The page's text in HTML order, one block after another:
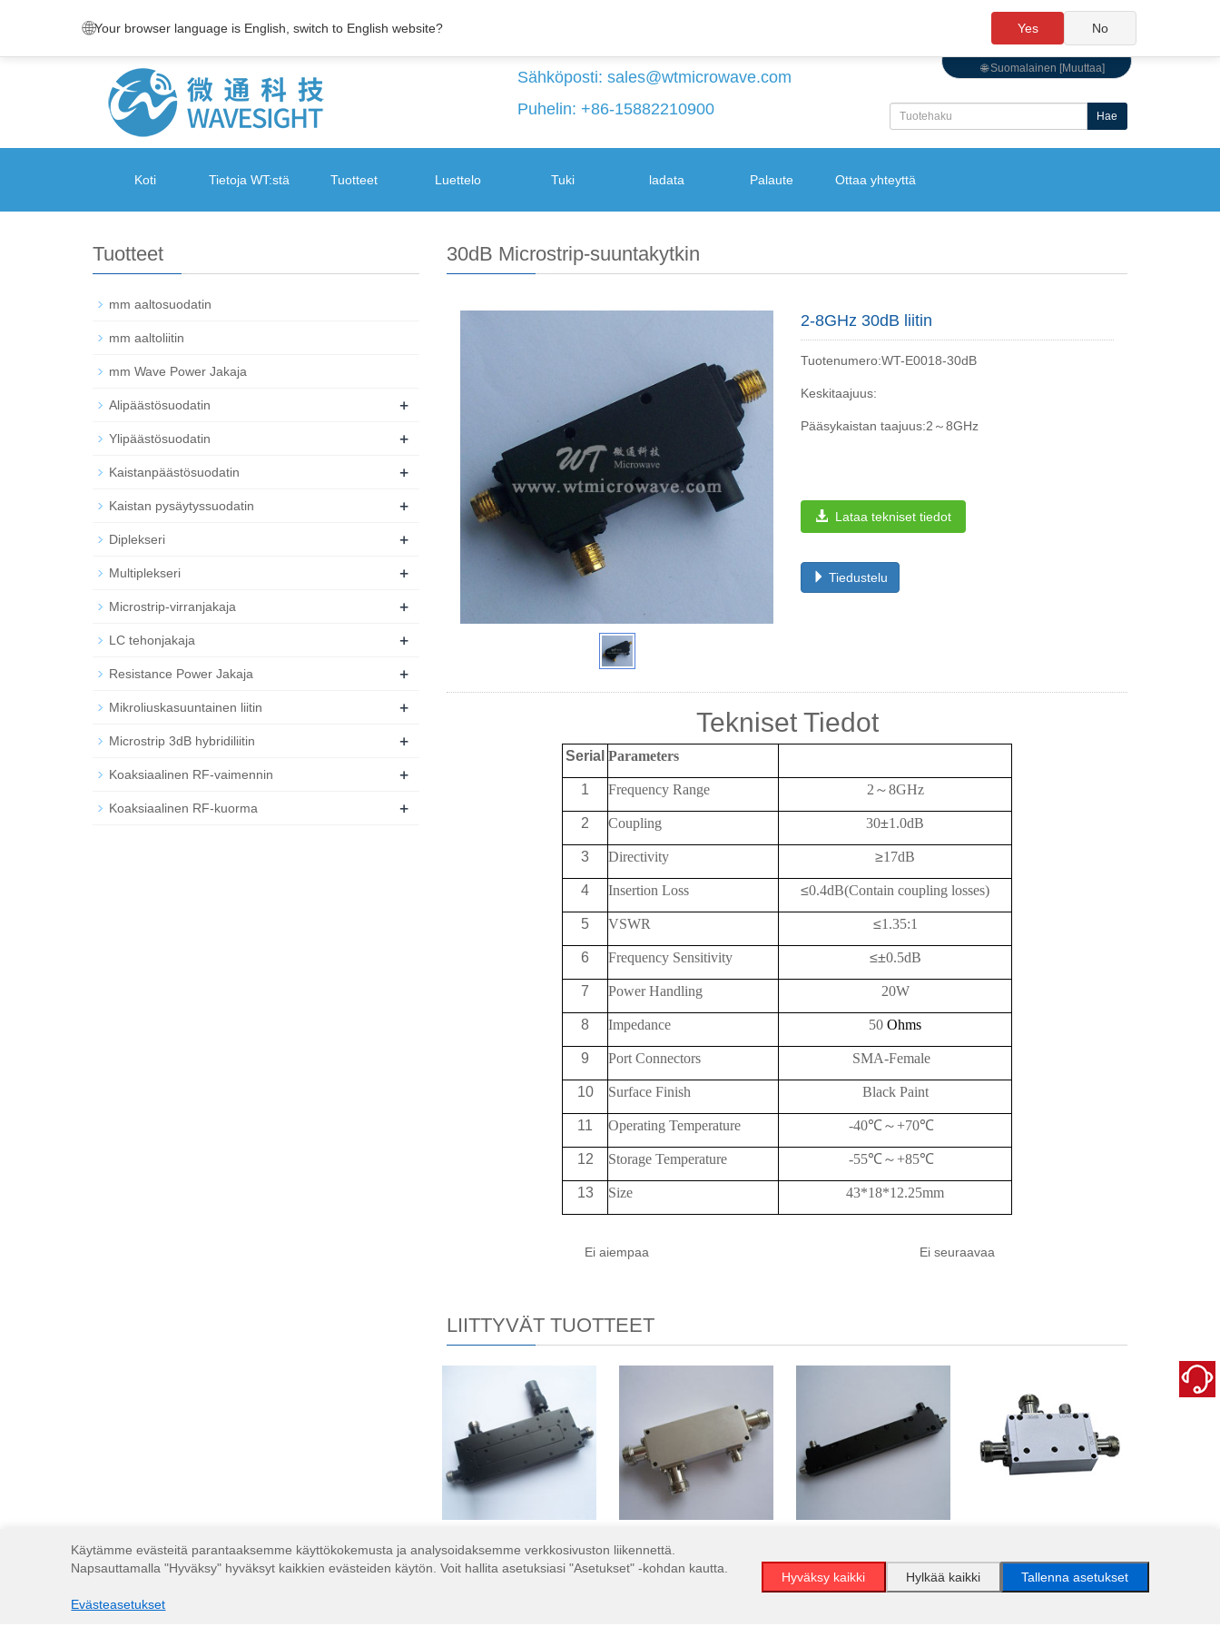
🌐 Suomalainen [Muuttaa]
Sähköposti: sales@wtmicrowave.com
Puhelin: +86-15882210900
Hae
Koti Tietoja WT:stä Tuotteet Luettelo Tuki ladata Palaute Ottaa yhteyttä
30dB Microstrip-suuntakytkin
2-8GHz 30dB liitin
Tuotenumero:WT-E0018-30dB
Keskitaajuus:
Pääsykaistan taajuus:2～8GHz
Lataa tekniset tiedot
Tiedustelu
Tekniset Tiedot
Serial Parameters
1 Frequency Range 2 ～8GHz
2 Coupling 30±1.0dB
3 Directivity ≥17dB
4 Insertion Loss ≤0.4dB(Contain coupling losses)
5 VSWR ≤1.35:1
6 Frequency Sensitivity ≤±0.5dB
7 Power Handling 20W
8 Impedance 50 Ohms
9 Port Connectors SMA-Female
10 Surface Finish Black Paint
11 Operating Temperature -40℃～+70℃
12 Storage Temperature -55℃～+85℃
13 Size 43*18*12.25mm
Ei aiempaa Ei seuraavaa
LIITTYVÄT TUOTTEET
Tuotteet
mm aaltosuodatin
mm aaltoliitin
mm Wave Power Jakaja
Alipäästösuodatin +
Ylipäästösuodatin +
Kaistanpäästösuodatin +
Kaistan pysäytyssuodatin +
Diplekseri +
Multiplekseri +
Microstrip-virranjakaja +
LC tehonjakaja +
Resistance Power Jakaja +
Mikroliuskasuuntainen liitin +
Microstrip 3dB hybridiliitin +
Koaksiaalinen RF-vaimennin +
Koaksiaalinen RF-kuorma +
Käytämme evästeitä parantaaksemme käyttökokemusta ja analysoidaksemme verkkosivuston liikennettä.
Napsauttamalla "Hyväksy" hyväksyt kaikkien evästeiden käytön. Voit hallita asetuksiasi "Asetukset" -kohdan kautta.
Evästeasetukset
Hyväksy kaikki Hylkää kaikki Tallenna asetukset
🌐Your browser language is English, switch to English website? Yes No